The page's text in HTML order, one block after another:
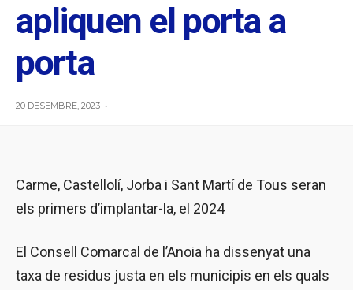
apliquen el porta a
porta
20 DESEMBRE, 2023 •
Carme, Castellolí, Jorba i Sant Martí de Tous seran
els primers d’implantar-la, el 2024
El Consell Comarcal de l’Anoia ha dissenyat una
taxa de residus justa en els municipis en els quals